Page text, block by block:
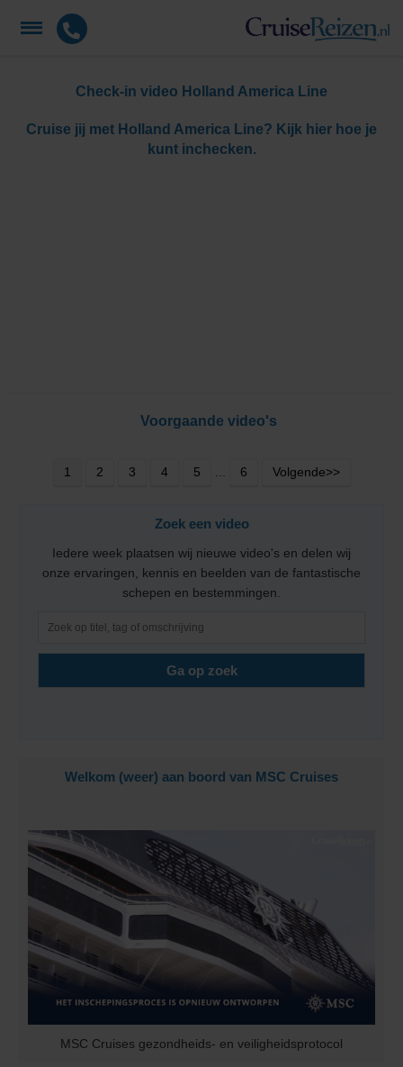
Check-in video Holland America Line
Cruise jij met Holland America Line? Kijk hier hoe je
kunt inchecken.
Voorgaande video's
1 2 3 4 5 ... 6 Volgende>>
Zoek een video
Iedere week plaatsen wij nieuwe video's en delen wij
onze ervaringen, kennis en beelden van de fantastische
schepen en bestemmingen.
Welkom (weer) aan boord van MSC Cruises
MSC Cruises gezondheids- en veiligheidsprotocol